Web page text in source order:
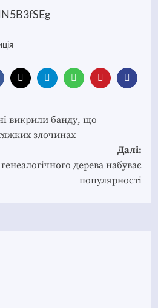
викрили банду, що
злочинах
Далі:
дерева набуває
популярності